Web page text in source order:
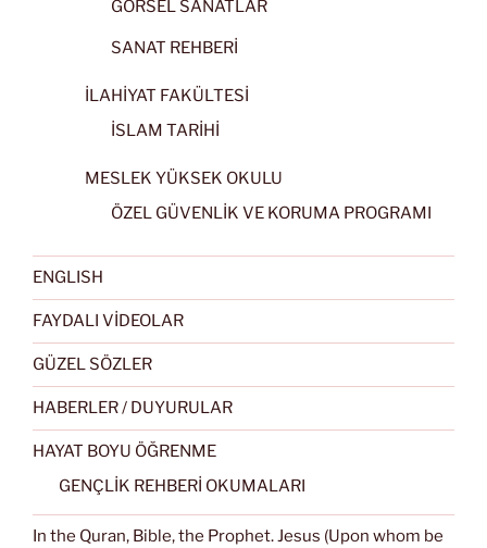
GÖRSEL SANATLAR
SANAT REHBERİ
İLAHİYAT FAKÜLTESİ
İSLAM TARİHİ
MESLEK YÜKSEK OKULU
ÖZEL GÜVENLİK VE KORUMA PROGRAMI
ENGLISH
FAYDALI VİDEOLAR
GÜZEL SÖZLER
HABERLER / DUYURULAR
HAYAT BOYU ÖĞRENME
GENÇLİK REHBERİ OKUMALARI
In the Quran, Bible, the Prophet. Jesus (Upon whom be